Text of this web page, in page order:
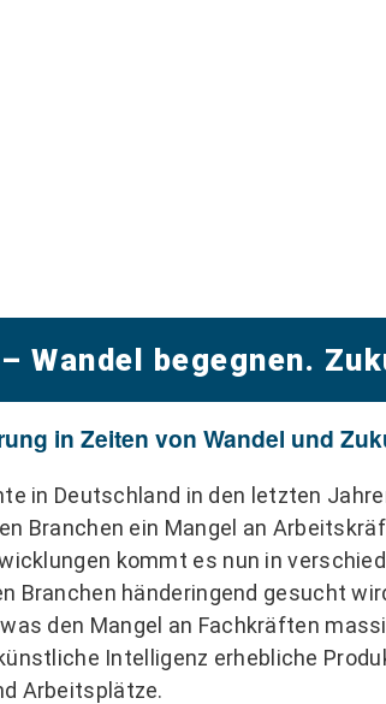
Wandel begegnen.
in Zeiten von Wandel und
in Deutschland in den letzten
Branchen ein Mangel an
kommt es nun in
Branchen händeringend gesucht
den Mangel an Fachkräften
Intelligenz erhebliche
Arbeitsplätze.